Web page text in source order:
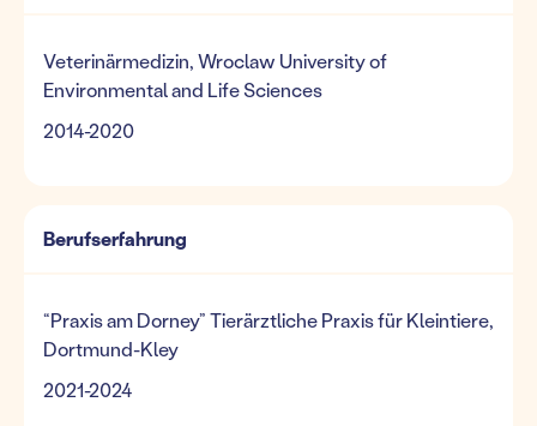
Veterinärmedizin, Wroclaw University of
Environmental and Life Sciences
2014-2020
Berufserfahrung
“Praxis am Dorney” Tierärztliche Praxis für Kleintiere,
Dortmund-Kley
2021-2024